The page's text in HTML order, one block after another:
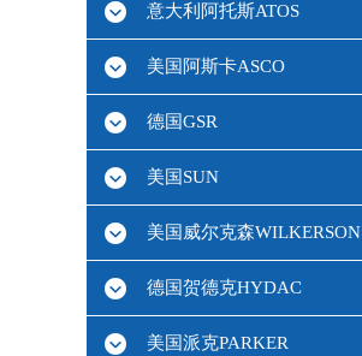
意大利阿托斯ATOS
美国阿斯卡ASCO
德国GSR
美国SUN
美国威尔克森WILKERSON
德国贺德克HYDAC
美国派克PARKER